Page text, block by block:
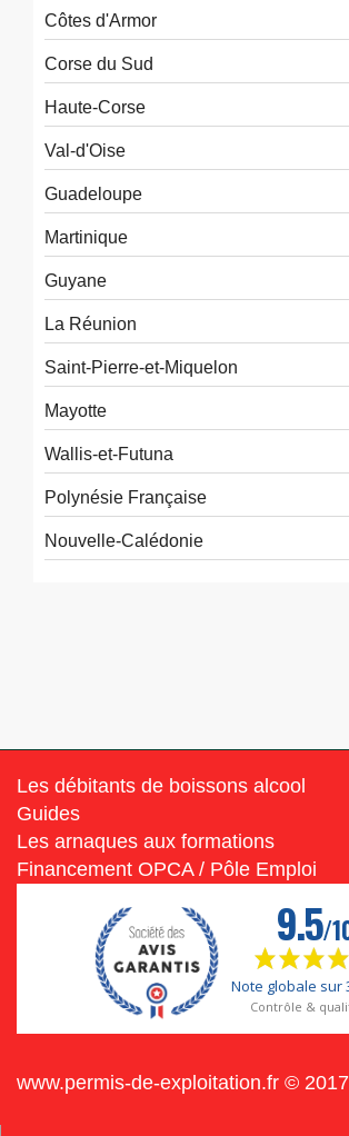
Côtes d'Armor
Corse du Sud
Haute-Corse
Val-d'Oise
Guadeloupe
Martinique
Guyane
La Réunion
Saint-Pierre-et-Miquelon
Mayotte
Wallis-et-Futuna
Polynésie Française
Nouvelle-Calédonie
Les débitants de boissons alcool
Guides
Les arnaques aux formations
Financement OPCA / Pôle Emploi
www.permis-de-exploitation.fr © 2017